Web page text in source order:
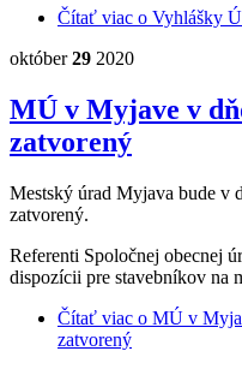
Čítať viac o Vyhlášky
október29 2020
MÚ v Myjave v
zatvorený
Mestský úrad Myjava bude v
zatvorený.
Referenti Spoločnej obecnej
dispozícii pre stavebníkov na
Čítať viac o MÚ v
zatvorený